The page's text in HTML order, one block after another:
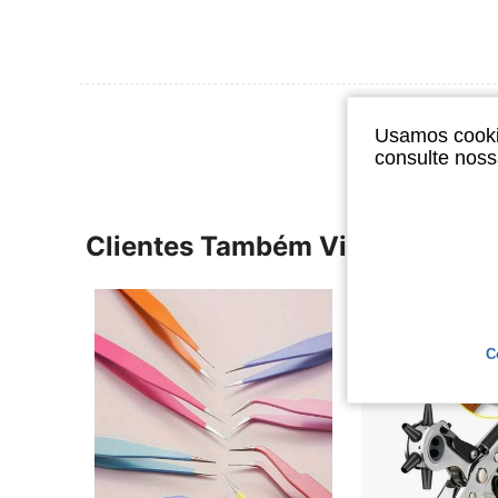
Clientes Também Visitaram
Usamos
consulte